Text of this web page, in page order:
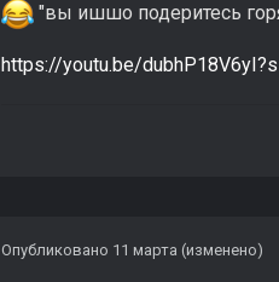
"вы ишшо подеритесь
https://youtu.be/
Опубликовано 11 марта (изменено)